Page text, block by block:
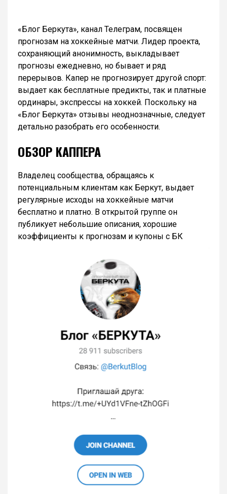
«Блог Беркута», канал Телеграм, посвящен
прогнозам на хоккейные матчи. Лидер проекта,
сохраняющий анонимность, выкладывает
прогнозы ежедневно, но бывает и ряд
перерывов. Капер не прогнозирует другой спорт:
выдает как бесплатные предикты, так и платные
ординары, экспрессы на хоккей. Поскольку на
«Блог Беркута» отзывы неоднозначные, следует
детально разобрать его особенности.
ОБЗОР КАППЕРА
Владелец сообщества, обращаясь к
потенциальным клиентам как Беркут, выдает
регулярные исходы на хоккейные матчи
бесплатно и платно. В открытой группе он
публикует небольшие описания, хорошие
коэффициенты к прогнозам и купоны с БК